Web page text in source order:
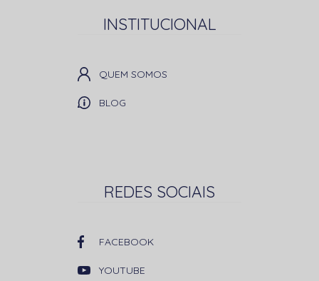
INSTITUCIONAL
QUEM SOMOS
BLOG
REDES SOCIAIS
FACEBOOK
YOUTUBE